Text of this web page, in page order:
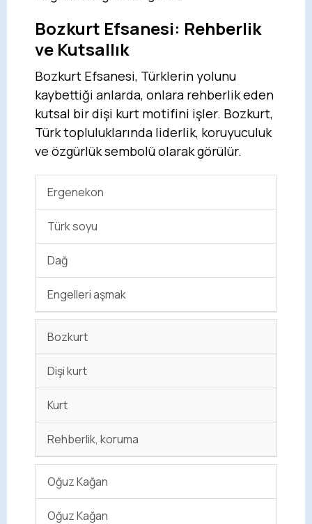
Bozkurt Efsanesi: Rehberlik
ve Kutsallık
Bozkurt Efsanesi, Türklerin yolunu
kaybettiği anlarda, onlara rehberlik eden
kutsal bir dişi kurt motifini işler. Bozkurt,
Türk topluluklarında liderlik, koruyuculuk
ve özgürlük sembolü olarak görülür.
Ergenekon
Türk soyu
Dağ
Engelleri aşmak
Bozkurt
Dişi kurt
Kurt
Rehberlik, koruma
Oğuz Kağan
Oğuz Kağan